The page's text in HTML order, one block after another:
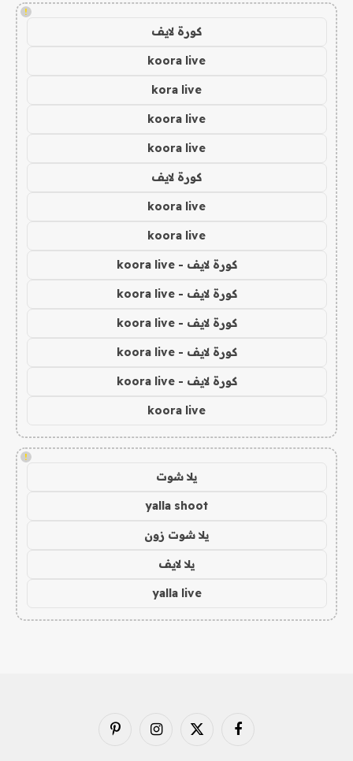
!
كورة لايف
koora live
kora live
koora live
koora live
كورة لايف
koora live
koora live
كورة لايف - koora live
كورة لايف - koora live
كورة لايف - koora live
كورة لايف - koora live
كورة لايف - koora live
koora live
!
يلا شوت
yalla shoot
يلا شوت زون
يلا لايف
yalla live
فيسبوك X
الانستغرامبينتيريست